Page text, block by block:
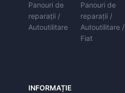
Panouri de
reparații /
Autoutilitare
Panouri de
reparații /
Autoutilitare /
Fiat
INFORMAȚIE